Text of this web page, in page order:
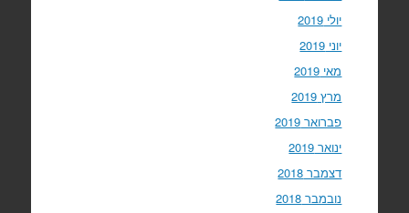
יולי 2019
יוני 2019
מאי 2019
מרץ 2019
פברואר 2019
ינואר 2019
דצמבר 2018
נובמבר 2018